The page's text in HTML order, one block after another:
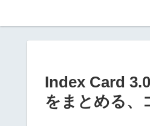
Index Card
をまとめる、